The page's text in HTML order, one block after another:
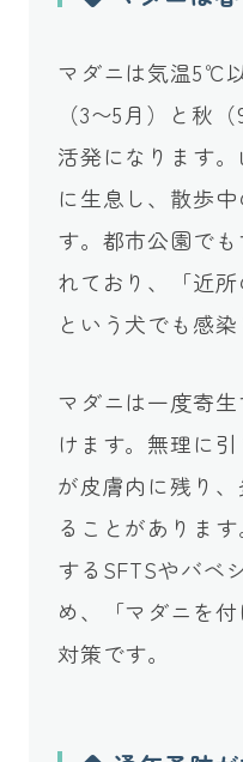
マダニは気温5℃
（3〜5月）と秋
活発になります
に生息し、散歩
す。都市公園で
れており、「近所
という犬でも感染
マダニは一度寄
けます。無理に
が皮膚内に残り
ることがありま
するSFTSやバベ
め、「マダニを
対策です。